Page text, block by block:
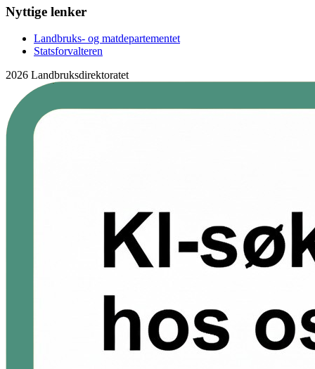
Nyttige lenker
Landbruks- og matdepartementet
Statsforvalteren
2026 Landbruksdirektoratet